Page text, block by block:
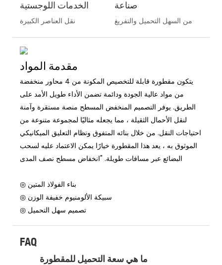
الخدمات اللوجستية
نقل العناصر الكبيرة
صناعة
من السهل التحميل والتفريغ
مقدمة المواد
يتكون مقطورة قابلة للتخصيص المكونة من 4 محاور منخفضة
من مواد عالية الجودة ودائمة تضمن الأداء طويل الأمد على
الطريق. يوفر التصميم المنخفض المسطح منصة مستقرة وآمنة
لنقل الأحمال الثقيلة ، مما يجعله مثاليًا لمجموعة متنوعة من
احتياجات النقل. من خلال بنائه المتفوق ونظام التعليق الميكانيكي
الموثوق به ، يعد هذا المقطورة خيارًا يمكن الاعتماد عليه لسحب
البضائع عبر مسافات طويلة. "انخفاض مسطح نصف المدى
◎ سبيكة الألومنيوم خفيفة الوزن
◎ تصميم سهل التحميل
FAQ
ما هي سعة التحميل للمقطورة